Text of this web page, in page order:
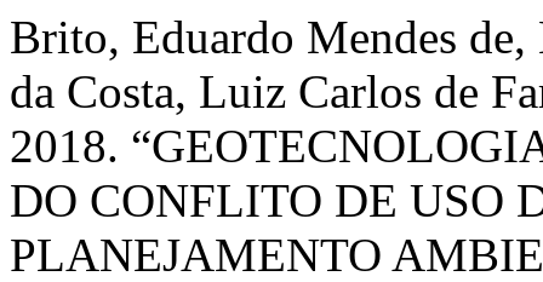
Brito, Eduardo Mendes
da Costa, Luiz Carlos de
2018.
DO CONFLITO DE USO
PLANEJAMENTO